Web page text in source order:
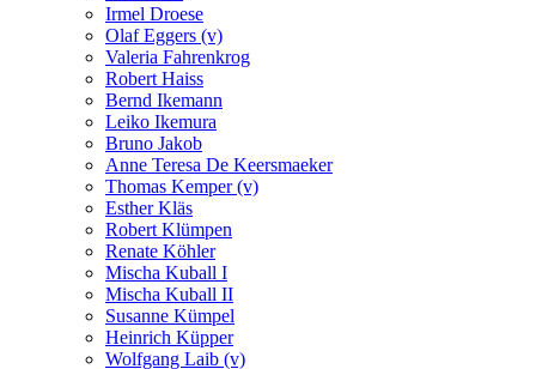
Irmel Droese
Olaf Eggers (v)
Valeria Fahrenkrog
Robert Haiss
Bernd Ikemann
Leiko Ikemura
Bruno Jakob
Anne Teresa De Keersmaeker
Thomas Kemper (v)
Esther Kläs
Robert Klümpen
Renate Köhler
Mischa Kuball I
Mischa Kuball II
Susanne Kümpel
Heinrich Küpper
Wolfgang Laib (v)